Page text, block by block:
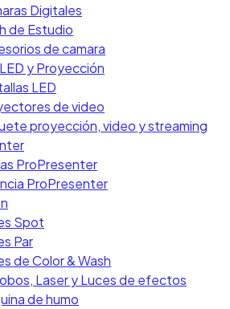
Digitales
de Estudio
de camara
y Proyección
LED
de video
proyección, video y streaming
ProPresenter
ProPresenter
Spot
Par
de Color & Wash
Laser y Luces de efectos
de humo